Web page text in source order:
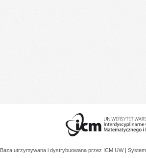
Baza utrzymywana i dystrybuowana przez ICM UW |